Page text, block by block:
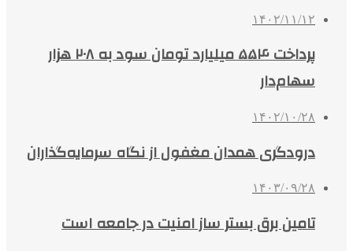
۱۴۰۲/۱۱/۱۲
پرداخت ۵۵۴ میلیارد تومان سود به ۲۰۸ هزار
سهام‌دار
۱۴۰۲/۱۰/۲۸
درودگری همدان مغفول از نگاه سرمایه‌گذاران
۱۴۰۳/۰۹/۲۸
تامین برق بستر ساز امنیت در جامعه است